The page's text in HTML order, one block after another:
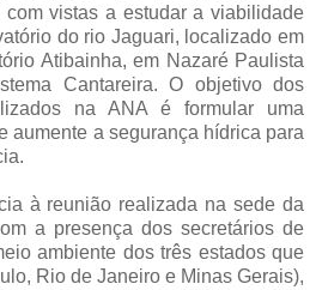
vistas a estudar a viabilidade
do rio Jaguari, localizado em
Atibainha, em Nazaré Paulista
Cantareira. O objetivo dos
na ANA é formular uma
aumente a segurança hídrica para
à reunião realizada na sede da
a presença dos secretários de
ambiente dos três estados que
Rio de Janeiro e Minas Gerais),